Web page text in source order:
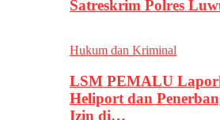
Satreskrim Polres
Hukum dan Kriminal
LSM PEMALU
Heliport dan
Izin di…